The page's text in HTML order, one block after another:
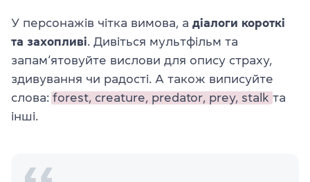
У персонажів чітка вимова, а діалоги короткі
та захопливі. Дивіться мультфільм та
запам‘ятовуйте вислови для опису страху,
здивування чи радості. А також виписуйте
слова: forest, creature, predator, prey, stalk та
інші.